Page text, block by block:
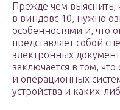
Прежде чем
в виндовс 10, нужно
особенностями и, что
представляет собой
электронных
заключается в том,
и операционных
устройства и каких-